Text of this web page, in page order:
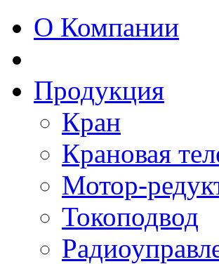
О Компании
Продукция
Кран
Крановая
Мотор-
Токоподвод